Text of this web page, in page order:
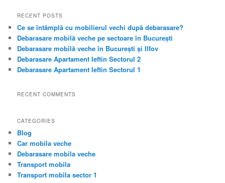
r
h
RECENT POSTS
Ce se întâmplă cu mobilierul vechi după debarasare?
Debarasare mobilă veche pe sectoare în București
Debarasare mobilă veche în București și Ilfov
Debarasare Apartament Ieftin Sectorul 2
Debarasare Apartament Ieftin Sectorul 1
RECENT COMMENTS
CATEGORIES
Blog
Car mobila veche
Debarasare mobila veche
Transport mobila
Transport mobila sector 1